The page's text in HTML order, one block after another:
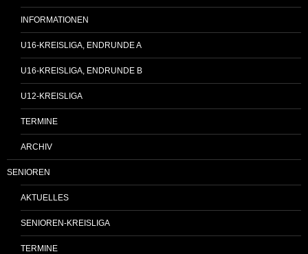
INFORMATIONEN
U16-KREISLIGA, ENDRUNDE A
U16-KREISLIGA, ENDRUNDE B
U12-KREISLIGA
TERMINE
ARCHIV
SENIOREN
AKTUELLES
SENIOREN-KREISLIGA
TERMINE